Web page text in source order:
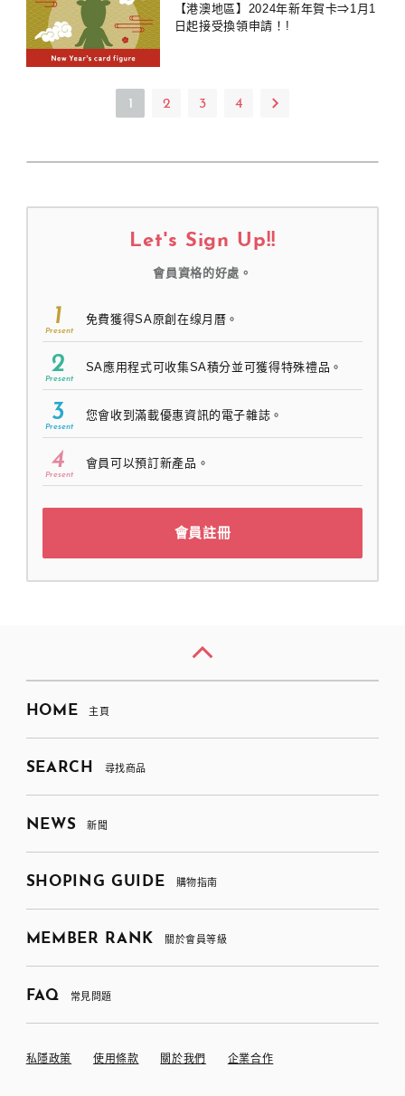
【港澳地區】2024年新年賀卡⇒1月1
日起接受換領申請！!
1 2 3 4
Let's Sign Up!!
會員資格的好處。
1
Present
免費獲得SA原創在缐月曆。
2
Present
SA應用程式可收集SA積分並可獲得特殊禮品。
3
Present
您會收到滿載優惠資訊的電子雜誌。
4
Present
會員可以預訂新產品。
會員註冊
HOME 主頁
SEARCH 尋找商品
NEWS 新聞
SHOPING GUIDE 購物指南
MEMBER RANK 關於會員等級
FAQ 常見問題
私隱政策 使用條款 關於我們 企業合作